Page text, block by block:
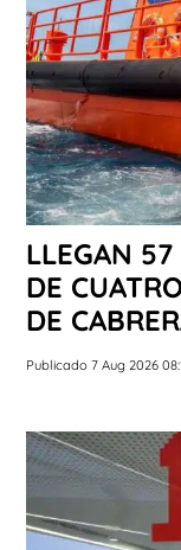
LLEGAN
DE
DE
Publicado 7 Aug 2026